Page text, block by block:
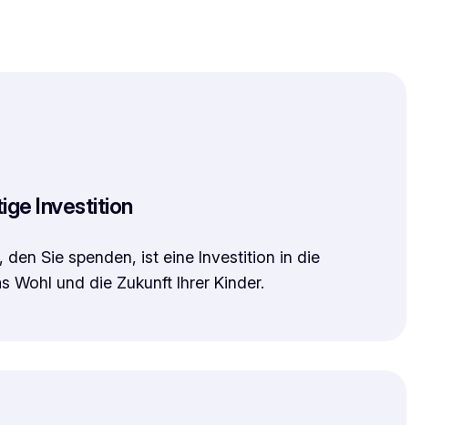
Investition
den Sie spenden, ist eine Investition in die
Wohl und die Zukunft Ihrer Kinder.